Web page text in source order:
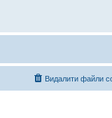
Видалити файли